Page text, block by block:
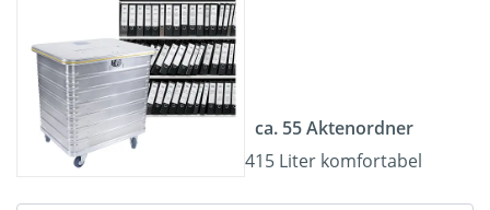
ca. 55 Aktenordner
415 Liter komfortabel